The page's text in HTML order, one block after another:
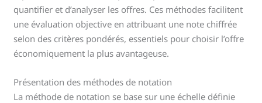
quantifier et d’analyser les offres. Ces méthodes facilitent
une évaluation objective en attribuant une note chiffrée
selon des critères pondérés, essentiels pour choisir l’offre
économiquement la plus avantageuse.
Présentation des méthodes de notation
La méthode de notation se base sur une échelle définie